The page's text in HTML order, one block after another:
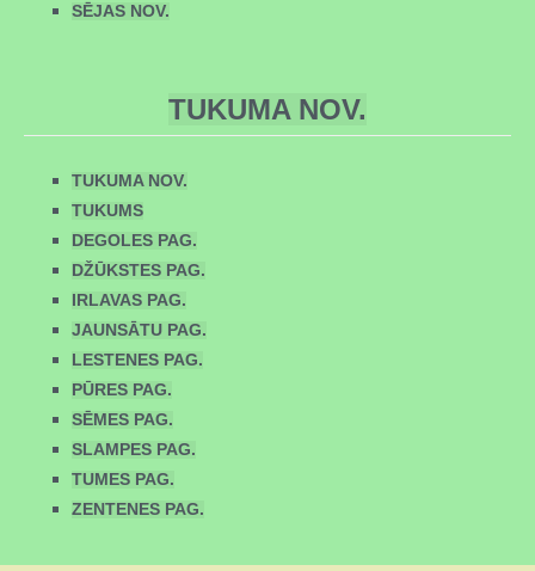
SĒJAS NOV.
TUKUMA NOV.
TUKUMA NOV.
TUKUMS
DEGOLES PAG.
DŽŪKSTES PAG.
IRLAVAS PAG.
JAUNSĀTU PAG.
LESTENES PAG.
PŪRES PAG.
SĒMES PAG.
SLAMPES PAG.
TUMES PAG.
ZENTENES PAG.